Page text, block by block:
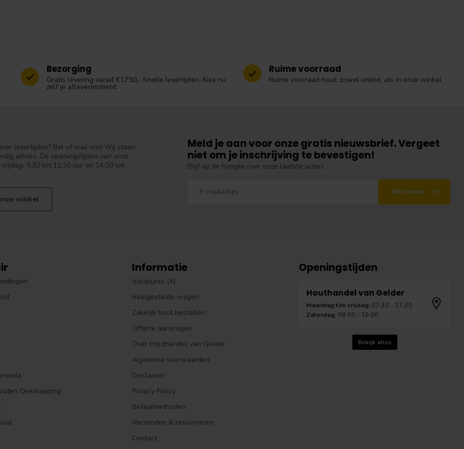
Bezorging
Gratis levering vanaf €1750,- Snelle levertijden. Kies nu
zelf je aflevermoment.
Ruime voorraad
Ruime voorraad hout: zowel online, als in onze winkel
levertijden? Bel of mail ons! Wij staan
advies. De openingstijden van onze
9:30 tot 11:30 uur en 14:00 tot
winkel
Meld je aan voor onze gratis nieuwsbrief. Vergeet
niet om je inschrijving te bevestigen!
Blijf op de hoogte over onze laatste acties
Abonneer
Overkapping
Informatie
Vacatures (4)
Veelgestelde vragen
Zakelijk hout bestellen
Offerte aanvragen
Over Houthandel van Gelder
Algemene voorwaarden
Disclaimer
Privacy Policy
Betaalmethoden
Verzenden & retourneren
Contact
Openingstijden
Houthandel van Gelder
Maandag t/m vrijdag: 07:30 - 17:30
Zaterdag: 08:00 - 16:00
Bekijk alles